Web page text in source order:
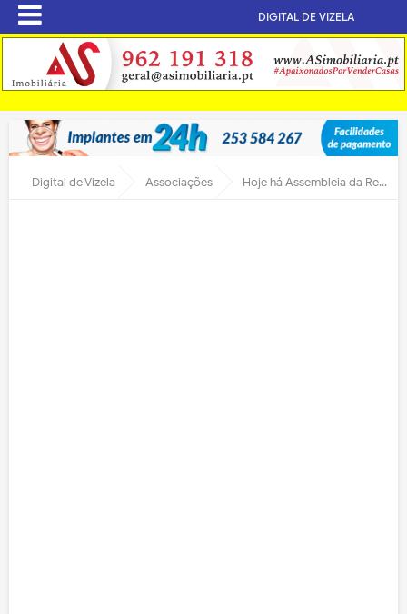
DIGITAL DE VIZELA
Digital de Vizela Associações Hoje há Assembleia da Real Associação de Bombeiros